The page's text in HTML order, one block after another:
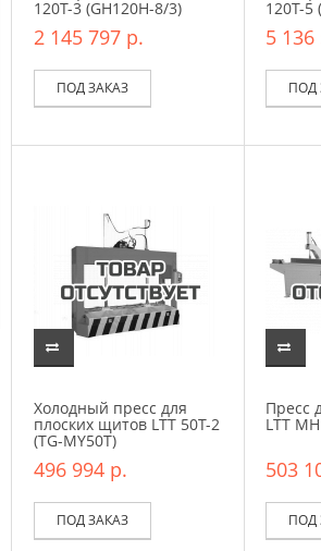
120T-3 (GН120Н-8/3)
2 145 797 р.
ПОД ЗАКАЗ
120T-5
5 136
ПОД
Холодный пресс для
плоских щитов LTT 50T-2
(TG-MY50T)
496 994 р.
ПОД ЗАКАЗ
Пресс
LTT
503
ПОД